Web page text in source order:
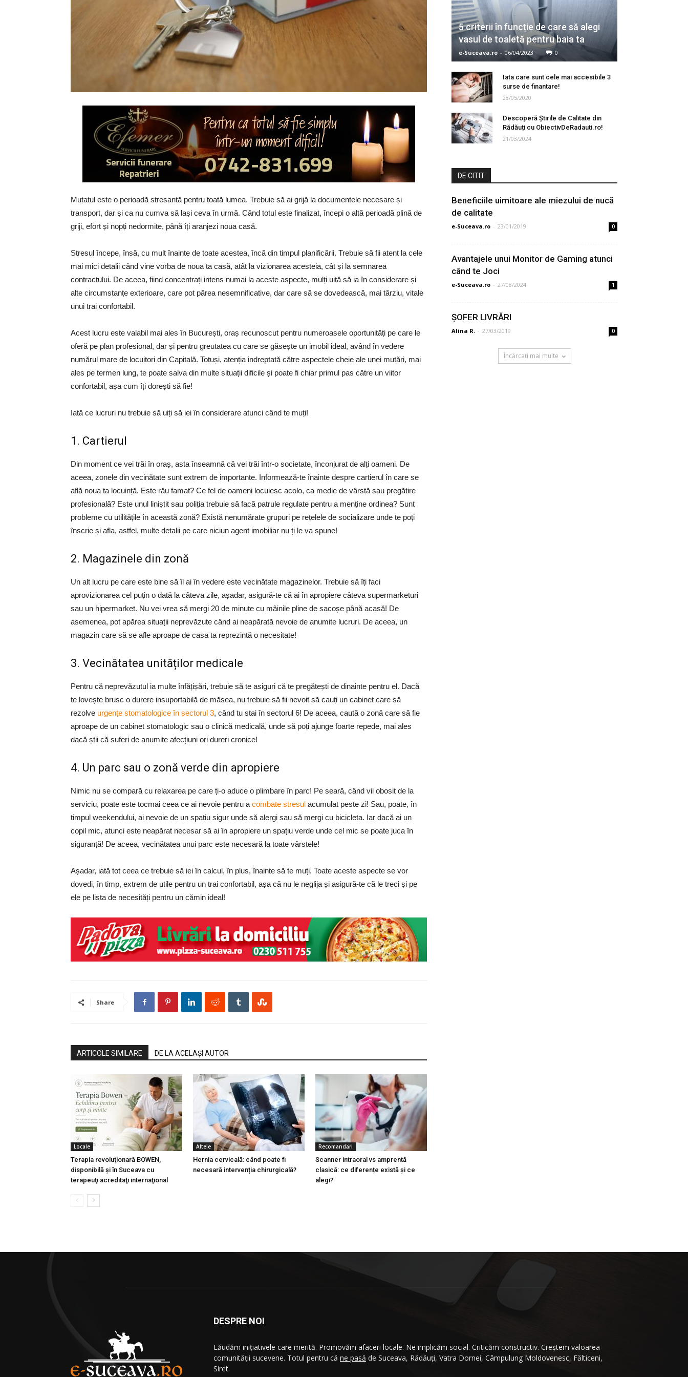
Mutatul este o perioadă stresantă pentru toată lumea. Trebuie să ai grijă la documentele necesare și
transport, dar și ca nu cumva să lași ceva în urmă. Când totul este finalizat, începi o altă perioadă plină de
griji, efort și nopți nedormite, până îți aranjezi noua casă.
Stresul începe, însă, cu mult înainte de toate acestea, încă din timpul planificării. Trebuie să fii atent la cele
mai mici detalii când vine vorba de noua ta casă, atât la vizionarea acesteia, cât și la semnarea
contractului. De aceea, fiind concentrați intens numai la aceste aspecte, mulți uită să ia în considerare și
alte circumstanțe exterioare, care pot părea nesemnificative, dar care să se dovedească, mai târziu, vitale
unui trai confortabil.
Acest lucru este valabil mai ales în București, oraș recunoscut pentru numeroasele oportunități pe care le
oferă pe plan profesional, dar și pentru greutatea cu care se găsește un imobil ideal, având în vedere
numărul mare de locuitori din Capitală. Totuși, atenția indreptată către aspectele cheie ale unei mutări, mai
ales pe termen lung, te poate salva din multe situații dificile și poate fi chiar primul pas către un viitor
confortabil, așa cum îți dorești să fie!
Iată ce lucruri nu trebuie să uiți să iei în considerare atunci când te muți!
1. Cartierul
Din moment ce vei trăi în oraș, asta înseamnă că vei trăi într-o societate, înconjurat de alți oameni. De
aceea, zonele din vecinătate sunt extrem de importante. Informează-te înainte despre cartierul în care se
află noua ta locuință. Este rău famat? Ce fel de oameni locuiesc acolo, ca medie de vârstă sau pregătire
profesională? Este unul liniștit sau poliția trebuie să facă patrule regulate pentru a menține ordinea? Sunt
probleme cu utilitățile în această zonă? Există nenumărate grupuri pe rețelele de socializare unde te poți
înscrie și afla, astfel, multe detalii pe care niciun agent imobiliar nu ți le va spune!
2. Magazinele din zonă
Un alt lucru pe care este bine să îl ai în vedere este vecinătate magazinelor. Trebuie să îți faci
aprovizionarea cel puțin o dată la câteva zile, așadar, asigură-te că ai în apropiere câteva supermarketuri
sau un hipermarket. Nu vei vrea să mergi 20 de minute cu mâinile pline de sacoșe până acasă! De
asemenea, pot apărea situații neprevăzute când ai neapărată nevoie de anumite lucruri. De aceea, un
magazin care să se afle aproape de casa ta reprezintă o necesitate!
3. Vecinătatea unităților medicale
Pentru că neprevăzutul ia multe înfățișări, trebuie să te asiguri că te pregătești de dinainte pentru el. Dacă
te lovește brusc o durere insuportabilă de măsea, nu trebuie să fii nevoit să cauți un cabinet care să
rezolve urgențe stomatologice în sectorul 3, când tu stai în sectorul 6! De aceea, caută o zonă care să fie
aproape de un cabinet stomatologic sau o clinică medicală, unde să poți ajunge foarte repede, mai ales
dacă știi că suferi de anumite afecțiuni ori dureri cronice!
4. Un parc sau o zonă verde din apropiere
Nimic nu se compară cu relaxarea pe care ți-o aduce o plimbare în parc! Pe seară, când vii obosit de la
serviciu, poate este tocmai ceea ce ai nevoie pentru a combate stresul acumulat peste zi! Sau, poate, în
timpul weekendului, ai nevoie de un spațiu sigur unde să alergi sau să mergi cu bicicleta. Iar dacă ai un
copil mic, atunci este neapărat necesar să ai în apropiere un spațiu verde unde cel mic se poate juca în
siguranță! De aceea, vecinătatea unui parc este necesară la toate vârstele!
Așadar, iată tot ceea ce trebuie să iei în calcul, în plus, înainte să te muți. Toate aceste aspecte se vor
dovedi, în timp, extrem de utile pentru un trai confortabil, așa că nu le neglija și asigură-te că le treci și pe
ele pe lista de necesități pentru un cămin ideal!
Share
ARTICOLE SIMILARE DE LA ACELAȘI AUTOR
Locale
Terapia revoluţionară BOWEN,
disponibilă şi în Suceava cu
terapeuţi acreditaţi internaţional
Altele
Hernia cervicală: când poate fi
necesară intervenția chirurgicală?
Recomandări
Scanner intraoral vs amprentă
clasică: ce diferențe există și ce
alegi?
5 criterii în funcție de care să alegi
vasul de toaletă pentru baia ta
e-Suceava.ro - 06/04/2023 0
Iata care sunt cele mai accesibile 3
surse de finantare!
28/05/2020
Descoperă Știrile de Calitate din
Rădăuți cu ObiectivDeRadauti.ro!
21/03/2024
DE CITIT
Beneficiile uimitoare ale miezului de nucă
de calitate
e-Suceava.ro - 23/01/2019 0
Avantajele unui Monitor de Gaming atunci
când te Joci
e-Suceava.ro - 27/08/2024 1
ȘOFER LIVRĂRI
Alina R. - 27/03/2019 0
Încărcați mai multe
DESPRE NOI
Lăudăm iniţiativele care merită. Promovăm afaceri locale. Ne implicăm social. Criticăm constructiv. Creştem valoarea
comunităţii sucevene. Totul pentru că ne pasă de Suceava, Rădăuţi, Vatra Dornei, Câmpulung Moldovenesc, Fălticeni,
Siret.